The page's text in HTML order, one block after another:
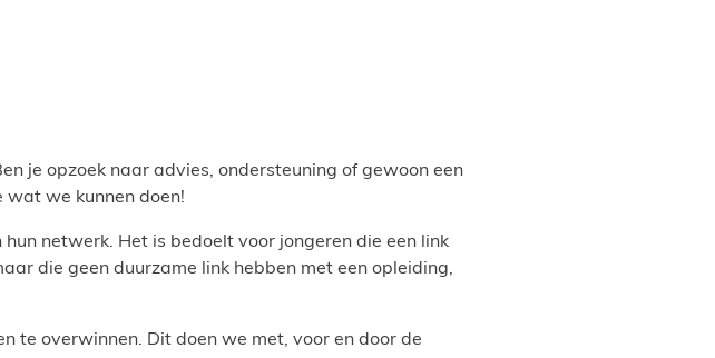
je opzoek naar advies, ondersteuning of gewoon een
wat we kunnen doen!
netwerk. Het is bedoelt voor jongeren die een link
die geen duurzame link hebben met een opleiding,
te overwinnen. Dit doen we met, voor en door de